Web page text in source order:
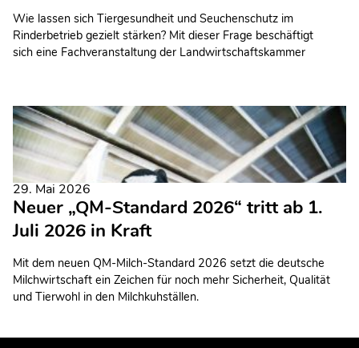
Wie lassen sich Tiergesundheit und Seuchenschutz im
Rinderbetrieb gezielt stärken? Mit dieser Frage beschäftigt
sich eine Fachveranstaltung der Landwirtschaftskammer
29. Mai 2026
Neuer „QM-Standard 2026“ tritt ab 1.
Juli 2026 in Kraft
Mit dem neuen QM-Milch-Standard 2026 setzt die deutsche
Milchwirtschaft ein Zeichen für noch mehr Sicherheit, Qualität
und Tierwohl in den Milchkuhställen.